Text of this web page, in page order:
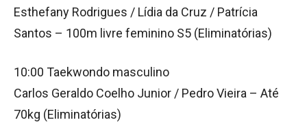
Esthefany Rodrigues / Lídia da Cruz / Patrícia
Santos – 100m livre feminino S5 (Eliminatórias)
10:00 Taekwondo masculino
Carlos Geraldo Coelho Junior / Pedro Vieira – Até
70kg (Eliminatórias)